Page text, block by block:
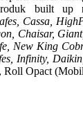
built up
Cassa,
Chaisar,
New King
Infinity,
Opact